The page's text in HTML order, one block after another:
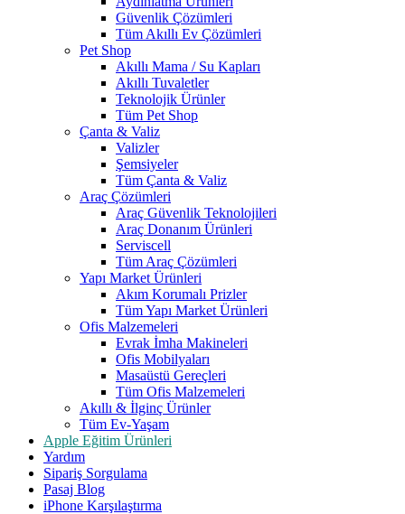
Güvenlik Çözümleri
Tüm Akıllı Ev Çözümleri
Pet Shop
Akıllı Mama / Su Kapları
Akıllı Tuvaletler
Teknolojik Ürünler
Tüm Pet Shop
Çanta & Valiz
Valizler
Şemsiyeler
Tüm Çanta & Valiz
Araç Çözümleri
Araç Güvenlik Teknolojileri
Araç Donanım Ürünleri
Serviscell
Tüm Araç Çözümleri
Yapı Market Ürünleri
Akım Korumalı Prizler
Tüm Yapı Market Ürünleri
Ofis Malzemeleri
Evrak İmha Makineleri
Ofis Mobilyaları
Masaüstü Gereçleri
Tüm Ofis Malzemeleri
Akıllı & İlginç Ürünler
Tüm Ev-Yaşam
Apple Eğitim Ürünleri
Yardım
Sipariş Sorgulama
Pasaj Blog
iPhone Karşılaştırma